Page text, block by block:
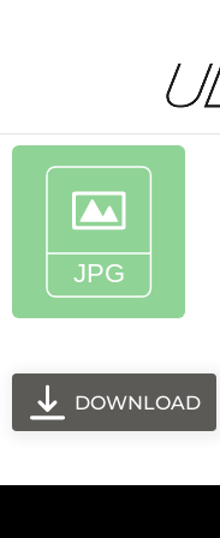
DOWNLOAD